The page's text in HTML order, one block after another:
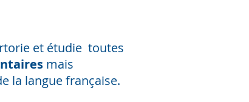
et étudie toutes
mais
la langue française.